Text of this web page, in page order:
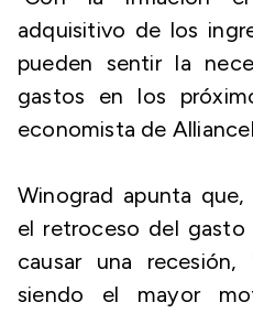
adquisitivo de los
pueden sentir la
gastos en los
economista de
Winograd apunta
el retroceso del gasto
causar una
siendo el mayor